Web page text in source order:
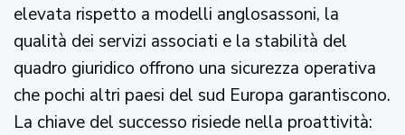
elevata rispetto a modelli anglosassoni, la
qualità dei servizi associati e la stabilità del
quadro giuridico offrono una sicurezza operativa
che pochi altri paesi del sud Europa garantiscono.
La chiave del successo risiede nella proattività: